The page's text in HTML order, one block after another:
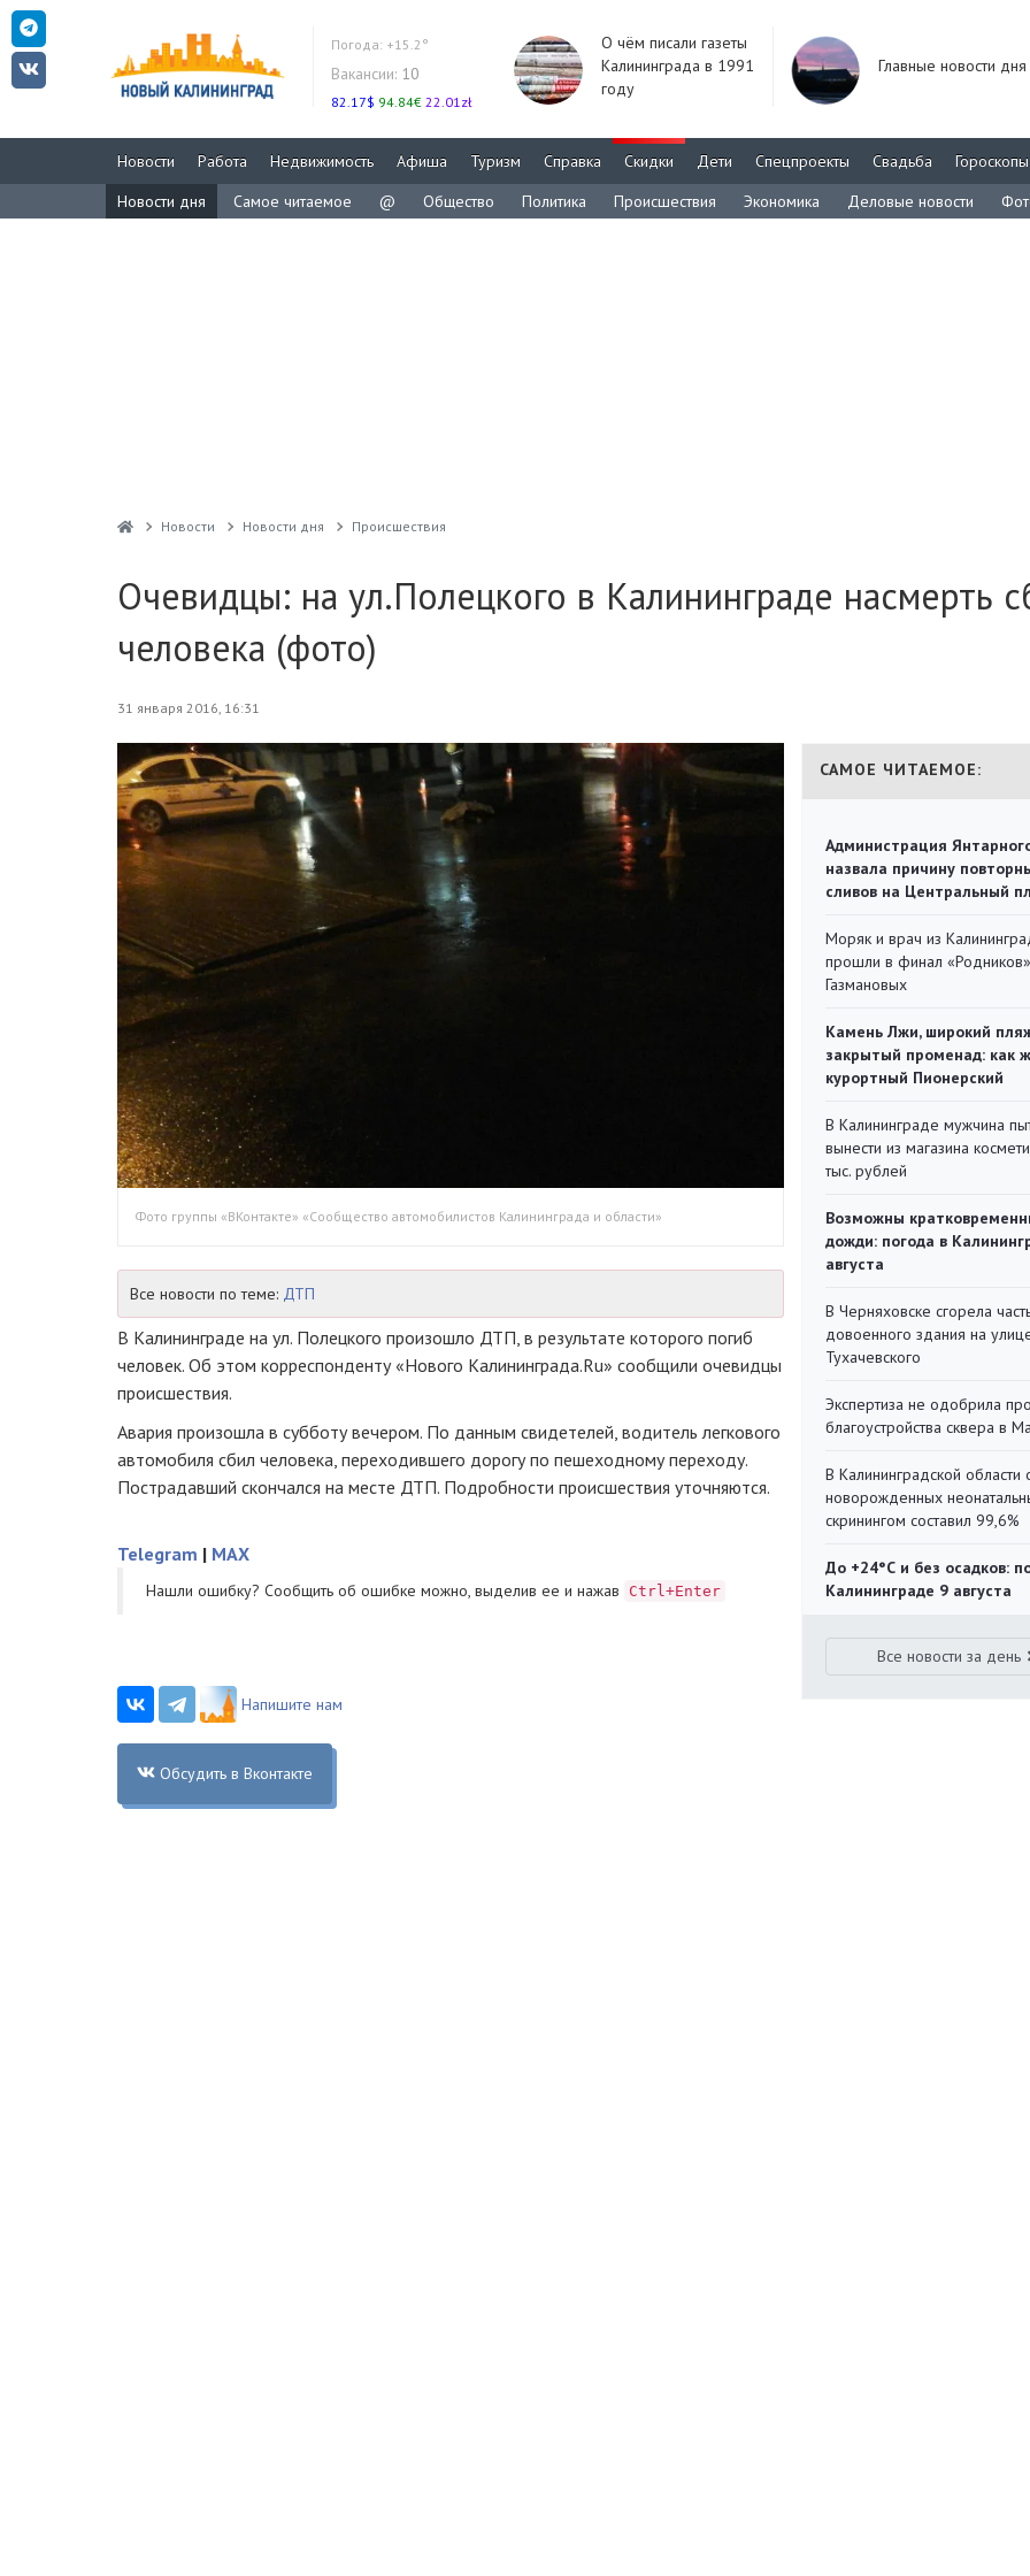
Погода: +15.2°
Вакансии: 10
82.17$ 94.84€ 22.01zł
О чём писали газеты
Калининграда в 1991
году
Главные новости дня
Новости Работа Недвижимость Афиша Туризм Справка Скидки Дети Спецпроекты Свадьба
Гороскопы
Новости дня
Самое читаемое @ Общество Политика Происшествия Экономика Деловые новости
Новости Новости дня Проиcшествия
Очевидцы: на ул.Полецкого в Калининграде насмерть
человека (фото)
31 января 2016, 16:31
Фото группы «ВКонтакте» «Сообщество автомобилистов Калининграда и области»
Все новости по теме: ДТП
В Калининграде на ул. Полецкого произошло ДТП, в результате которого погиб
человек. Об этом корреспонденту «Нового Калининграда.Ru» сообщили очевидцы
происшествия.
Авария произошла в субботу вечером. По данным свидетелей, водитель легкового
автомобиля сбил человека, переходившего дорогу по пешеходному переходу.
Пострадавший скончался на месте ДТП. Подробности происшествия уточняются.
Telegram | MAX
Нашли ошибку? Cообщить об ошибке можно, выделив ее и нажав Ctrl+Enter
Напишите нам
Обсудить в Вконтакте
САМОЕ ЧИТАЕМОЕ:
Администрация
назвала причину
сливов на Центральный
Моряк и врач из
прошли в финал «Родников»
Газмановых
Камень Лжи, широкий
закрытый променад: как
курортный Пионерский
В Калининграде мужчина
вынести из магазина
тыс. рублей
Возможны
дожди: погода в
августа
В Черняховске сгорела
довоенного здания на
Тухачевского
Экспертиза не одобрила
благоустройства сквера в
В Калининградской области
новорожденных
скринингом составил 99,6%
До +24°С и без осадков:
Калининграде 9 августа
Все новости за день